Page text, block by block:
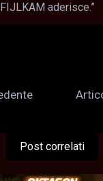
aderisce.”
Post correlati